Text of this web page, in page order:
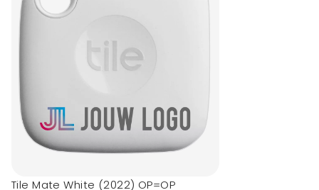
Tile Mate White (2022) OP=OP